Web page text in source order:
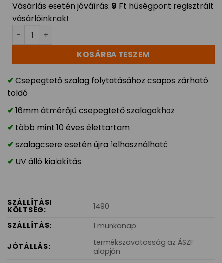
Vásárlás esetén jóváírás: 9 Ft hűségpont regisztrált
vásárlóinknak!
Csepegtető szalaghoz Csap 16mm (szalag-szalag) -
KOSÁRBA TESZEM
Csepegtető szalag folytatásához csapos zárható
toldó
16mm átmérőjű csepegtető szalagokhoz
több mint 10 éves élettartam
szalagcsere esetén újra felhasználható
UV álló kialakítás
SZÁLLÍTÁSI
KÖLTSÉG:
1490
SZÁLLÍTÁS:
1 munkanap
JÓTÁLLÁS:
termékszavatosság az ÁSZF
alapján